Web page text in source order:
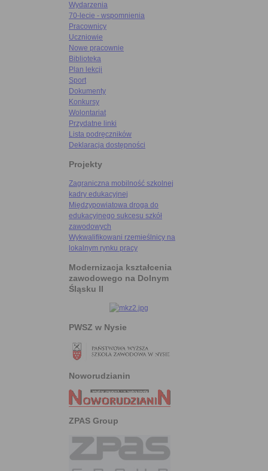
Wydarzenia
70-lecie - wspomnienia
Pracownicy
Uczniowie
Nowe pracownie
Biblioteka
Plan lekcji
Sport
Dokumenty
Konkursy
Wolontariat
Przydatne linki
Lista podręczników
Deklaracja dostępności
Projekty
Zagraniczna mobilność szkolnej
kadry edukacyjnej
Międzypowiatowa droga do
edukacyjnego sukcesu szkół
zawodowych
Wykwalifikowani rzemieślnicy na
lokalnym rynku pracy
Modernizacja kształcenia
zawodowego na Dolnym
Śląsku II
PWSZ w Nysie
Noworudzianin
ZPAS Group